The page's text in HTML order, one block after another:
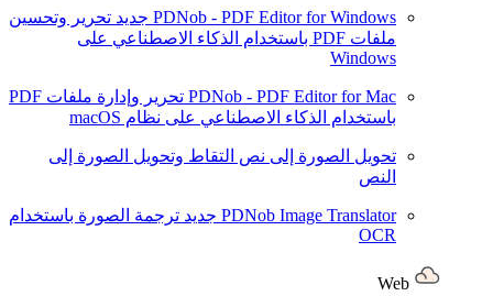
PDNob - PDF Editor for Windows جديد تحرير وتحسين
ملفات PDF باستخدام الذكاء الاصطناعي على
Windows
PDNob - PDF Editor for Mac
تحرير وإدارة ملفات PDF
باستخدام الذكاء الاصطناعي على نظام macOS
تحويل الصورة إلى نص التقاط وتحويل الصورة إلى
النص
PDNob Image Translator جديد ترجمة الصورة باستخدام
OCR